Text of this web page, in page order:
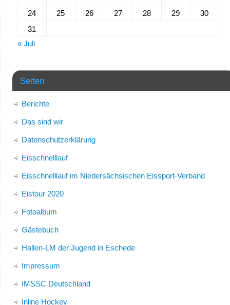
24
25 26 27 28 29
30
31
« Juli
Seiten
Berichte
Das sind wir
Datenschutzerklärung
Eisschnelllauf
Eisschnelllauf im Niedersächsischen Eissport-Verband
Eistour 2020
Fotoalbum
Gästebuch
Hallen-LM der Jugend in Eschede
Impressum
IMSSC Deutschland
Inline Hockey